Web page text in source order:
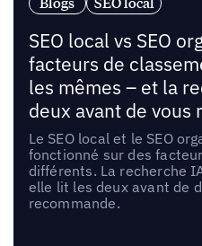
SEO local vs SEO
facteurs de
les mêmes – et la
deux avant de vous
Le SEO local et le SEO
fonctionné sur des
différents. La recherche
elle lit les deux avant de
recommande.